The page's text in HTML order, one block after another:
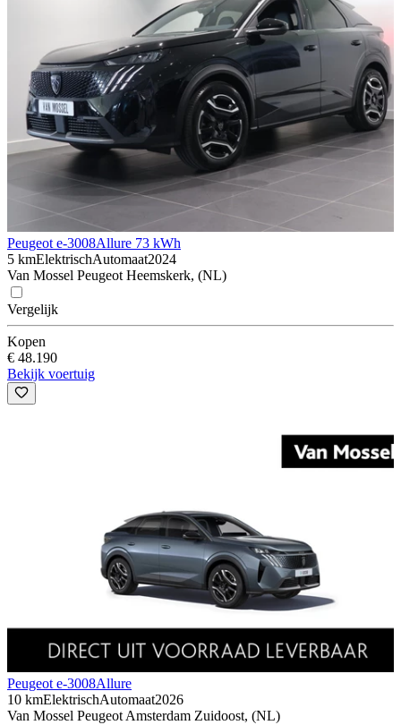
Peugeot e-3008Allure 73 kWh
5 kmElektrischAutomaat2024
Van Mossel Peugeot Heemskerk, (NL)
Vergelijk
Kopen
€ 48.190
Bekijk voertuig
Peugeot e-3008Allure
10 kmElektrischAutomaat2026
Van Mossel Peugeot Amsterdam Zuidoost, (NL)